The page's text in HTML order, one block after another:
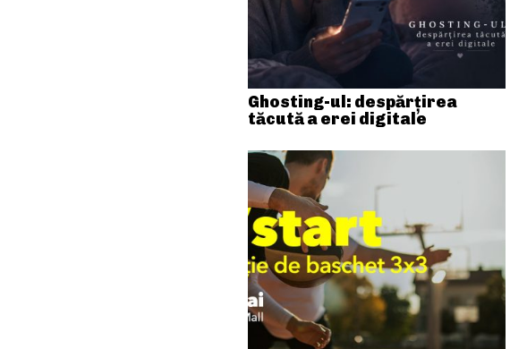
Ghosting-ul: despărțirea
tăcută a erei digitale